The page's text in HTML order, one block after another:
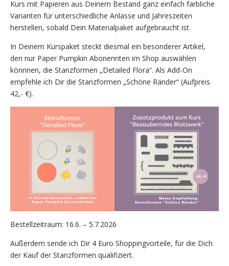
Kurs mit Papieren aus Deinem Bestand ganz einfach farbliche
Varianten für unterschiedliche Anlässe und Jahreszeiten
herstellen, sobald Dein Materialpaket aufgebraucht ist.
In Deinem Kurspaket steckt diesmal ein besonderer Artikel,
den nur Paper Pumpkin Abonennten im Shop auswählen
könnnen, die Stanzformen „Detailed Flora“. Als Add-On
empfehle ich Dir die Stanzformen „Schöne Ränder“ (Aufpreis
42,- €).
Bestellzeitraum: 16.6. – 5.7.2026
Außerdem sende ich Dir 4 Euro Shoppingvorteile, für die Dich
der Kauf der Stanzformen qualifiziert.